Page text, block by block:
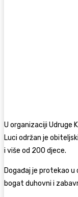
U organizaciji Udruge
Luci održan je
i više od 200 djece.
Događaj je protekao
bogat duhovni i